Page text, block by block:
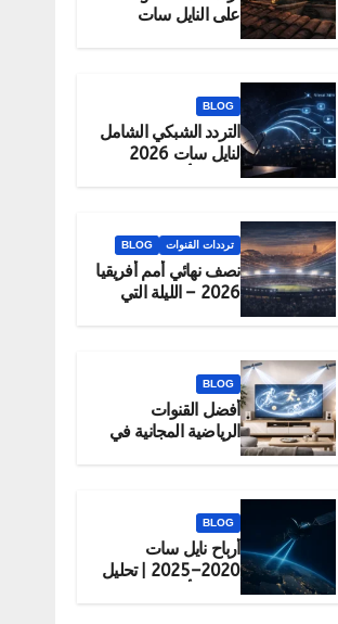
على النايل سات
BLOG
التردد الشبكي الشامل
لنايل سات 2026
ترددات القنوات BLOG
نصف نهائي أمم أفريقيا
2026 – الليلة التي
BLOG
أفضل القنوات
الرياضية المجانية في
BLOG
أرباح نايل سات
2020–2025 | تحليل